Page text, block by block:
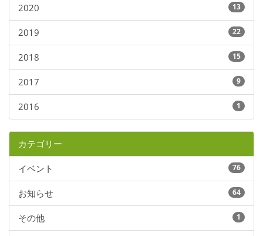
2020 13
2019 22
2018 15
2017 9
2016 1
カテゴリー
イベント 76
お知らせ 64
その他 1